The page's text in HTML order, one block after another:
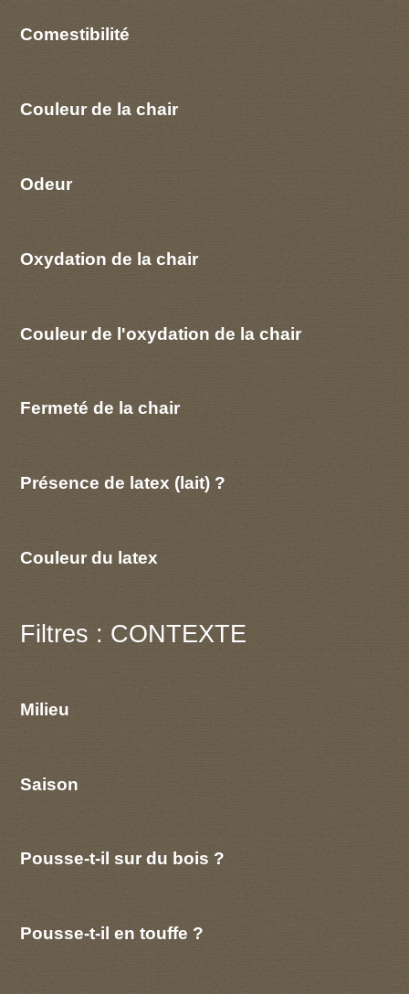
Comestibilité
Couleur de la chair
Odeur
Oxydation de la chair
Couleur de l'oxydation de la chair
Fermeté de la chair
Présence de latex (lait) ?
Couleur du latex
Filtres : CONTEXTE
Milieu
Saison
Pousse-t-il sur du bois ?
Pousse-t-il en touffe ?